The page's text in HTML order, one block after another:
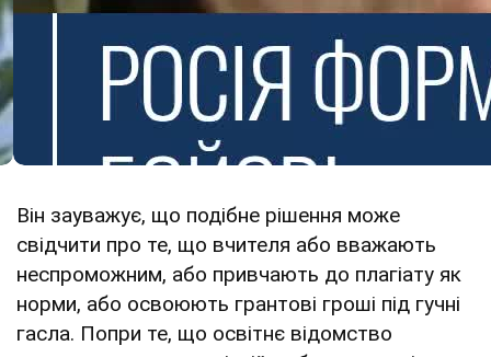
Він зауважує, що подібне рішення може
свідчити про те, що вчителя або вважають
неспроможним, або привчають до плагіату як
норми, або освоюють грантові гроші під гучні
гасла. Попри те, що освітнє відомство